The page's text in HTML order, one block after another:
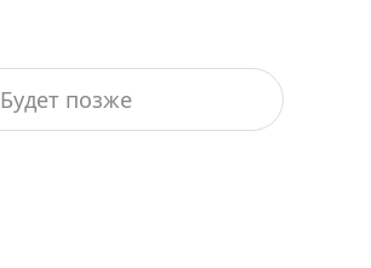
Будет позже